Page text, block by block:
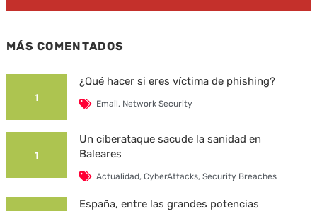
MÁS COMENTADOS
1
¿Qué hacer si eres víctima de phishing?
Email, Network Security
1
Un ciberataque sacude la sanidad en
Baleares
Actualidad,CyberAttacks,Security Breaches
España, entre las grandes potencias